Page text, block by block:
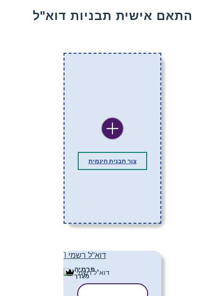
התאם אישית תבניות דוא"ל
צור תבנית חינמית
דוא"ל רשמי 1
פּרֶמיָה
מַעֲרָך